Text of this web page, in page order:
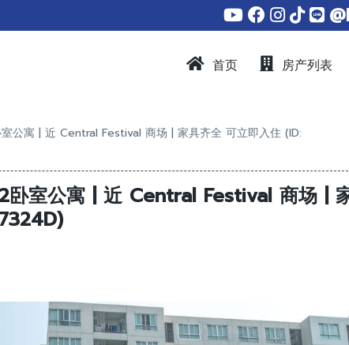
首页 房产列表
公寓 | 近 Central Festival 商场 | 家具齐全 可立即入住 (ID:
室公寓 | 近 Central Festival 商场 |